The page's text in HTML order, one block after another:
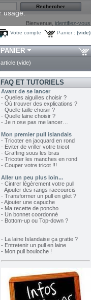
Bienvenue, identifiez-vous
Panier : (vide)
Votre compte
PANIER
article (vide)
FAQ ET TUTORIELS
Avant de se lancer
- Quelles aiguilles choisir ?
- Où trouver des explications ?
- Quelle taille choisir ?
- Quelle laine choisir ?
- Je n ose pas me lancer…
Mon premier pull islandais
- Tricoter en jacquard en rond
- Eviter de vriller votre tricot
- Grafting sous les bras
- Tricoter les manches en rond
- Couper votre tricot !!!
Aller un peu plus loin...
- Cintrer légèrement votre pull
- Ajouter des rangs raccourcis
- Transformer un pull en gilet ?
- Ajouter une capuche
- Ma recette de poncho
- Un bonnet coordonné
- Bottom-up ou Top-down ?
- La laine Islandaise ça gratte ?
- Entretenir un pull en laine
- Mon pull bouloche !
usage.